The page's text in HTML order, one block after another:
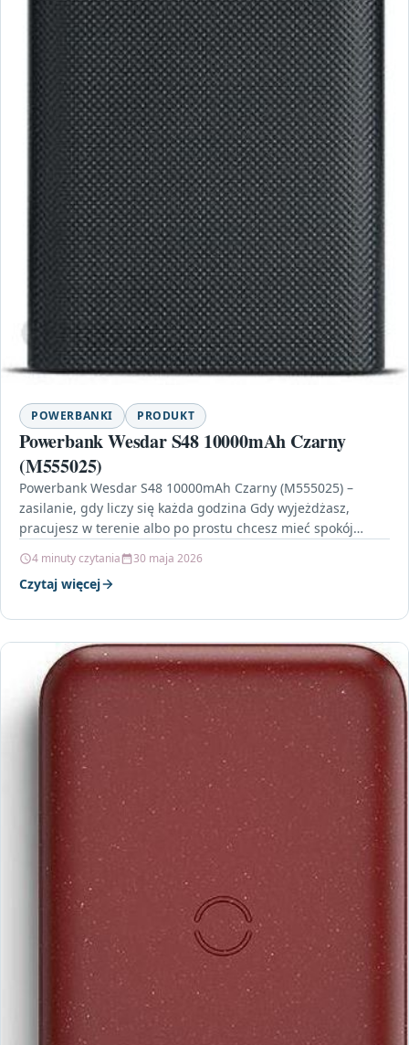
POWERBANKI PRODUKT
Powerbank Wesdar S48 10000mAh Czarny
(M555025)
Powerbank Wesdar S48 10000mAh Czarny (M555025) –
zasilanie, gdy liczy się każda godzina Gdy wyjeżdżasz,
pracujesz w terenie albo po prostu chcesz mieć spokój…
4 minuty czytania 30 maja 2026
Czytaj więcej